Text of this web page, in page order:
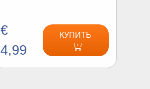
€
4,99
КУПИТЬ